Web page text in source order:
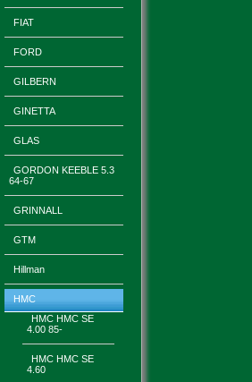
FIAT
FORD
GILBERN
GINETTA
GLAS
GORDON KEEBLE 5.3
64-67
GRINNALL
GTM
Hillman
HMC
HMC HMC SE
4.00 85-
HMC HMC SE
4.60